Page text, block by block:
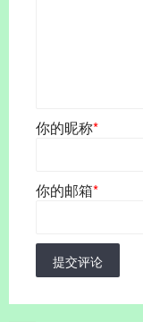
你的昵称*
你的邮箱*
提交评论